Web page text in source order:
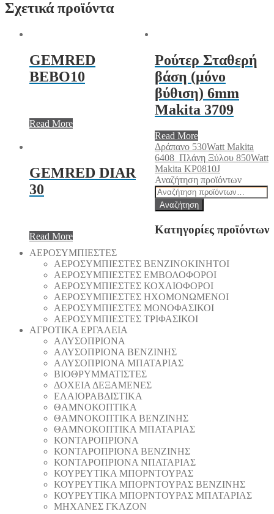
Σχετικά προϊόντα
GEMRED
BEBO10
Read More
Ρούτερ Σταθερή
βάση (μόνο
βύθιση) 6mm
Makita 3709
Read More
GEMRED DIAR
30
Read More
Δράπανο 530Watt Makita
6408 Πλάνη Ξύλου 850Watt
Makita KP0810J
Αναζήτηση προϊόντων
Αναζήτηση
για:
Αναζήτηση
Κατηγορίες προϊόντων
AEΡΟΣΥΜΠΙΕΣΤΕΣ
AEΡΟΣΥΜΠΙΕΣΤΕΣ ΒΕΝΖΙΝΟΚΙΝΗΤΟΙ
AEΡΟΣΥΜΠΙΕΣΤΕΣ ΕΜΒΟΛΟΦΟΡΟΙ
AEΡΟΣΥΜΠΙΕΣΤΕΣ ΚΟΧΛΙΟΦΟΡΟΙ
ΑΕΡΟΣΥΜΠΙΕΣΤΕΣ ΗΧΟΜΟΝΩΜΕΝΟΙ
ΑΕΡΟΣΥΜΠΙΕΣΤΕΣ ΜΟΝΟΦΑΣΙΚΟΙ
ΑΕΡΟΣΥΜΠΙΕΣΤΕΣ ΤΡΙΦΑΣΙΚΟΙ
ΑΓΡΟΤΙΚΑ ΕΡΓΑΛΕΙΑ
AΛΥΣΟΠΡΙΟΝΑ
AΛΥΣΟΠΡΙΟΝΑ ΒΕΝΖΙΝΗΣ
AΛΥΣΟΠΡΙΟΝΑ ΜΠΑΤΑΡΙΑΣ
ΒΙΟΘΡΥΜΜΑΤΙΣΤΕΣ
ΔΟΧΕΙΑ ΔΕΞΑΜΕΝΕΣ
ΕΛΑΙΟΡΑΒΔΙΣΤΙΚΑ
ΘAΜΝΟΚΟΠΤΙΚΑ
ΘAΜΝΟΚΟΠΤΙΚΑ ΒΕΝΖΙΝΗΣ
ΘAΜΝΟΚΟΠΤΙΚΑ ΜΠΑΤΑΡΙΑΣ
ΚΟΝΤΑΡΟΠΡΙΟΝΑ
ΚΟΝΤΑΡΟΠΡΙΟΝΑ ΒΕΝΖΙΝΗΣ
ΚΟΝΤΑΡΟΠΡΙΟΝΑ ΝΠΑΤΑΡΙΑΣ
ΚΟΥΡΕΥΤΙΚΑ ΜΠΟΡΝΤΟΥΡΑΣ
ΚΟΥΡΕΥΤΙΚΑ ΜΠΟΡΝΤΟΥΡΑΣ ΒΕΝΖΙΝΗΣ
ΚΟΥΡΕΥΤΙΚΑ ΜΠΟΡΝΤΟΥΡΑΣ ΜΠΑΤΑΡΙΑΣ
ΜΗΧΑΝΕΣ ΓΚΑΖΟΝ